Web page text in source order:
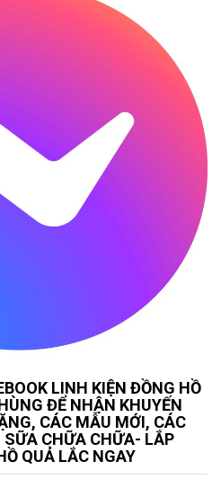
LINH KIỆN ĐỒNG HỒ
ĐỂ NHẬN KHUYẾN
CÁC MẪU MỚI, CÁC
CHỮA CHỮA- LẮP
QUẢ LẮC NGAY